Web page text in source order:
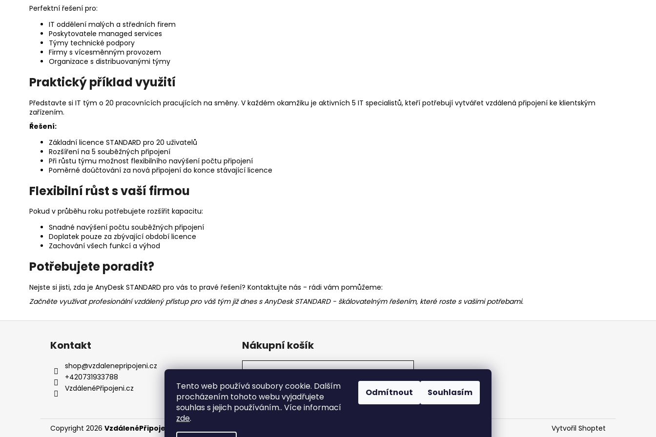
Tento web používá soubory cookie. Dalším
procházením tohoto webu vyjadřujete
souhlas s jejich používáním.. Více informací
zde.
Odmítnout Souhlasím
Perfektní řešení pro:
IT oddělení malých a středních firem
Poskytovatele managed services
Týmy technické podpory
Firmy s vícesměnným provozem
Organizace s distribuovanými týmy
Praktický příklad využití
Představte si IT tým o 20 pracovnících pracujících na směny. V každém okamžiku je aktivních 5 IT specialistů, kteří potřebují vytvářet vzdálená připojení ke klientským
zařízením.
Řešení:
Základní licence STANDARD pro 20 uživatelů
Rozšíření na 5 souběžných připojení
Při růstu týmu možnost flexibilního navýšení počtu připojení
Poměrné doúčtování za nová připojení do konce stávající licence
Flexibilní růst s vaší firmou
Pokud v průběhu roku potřebujete rozšířit kapacitu:
Snadné navýšení počtu souběžných připojení
Doplatek pouze za zbývající období licence
Zachování všech funkcí a výhod
Potřebujete poradit?
Nejste si jisti, zda je AnyDesk STANDARD pro vás to pravé řešení? Kontaktujte nás - rádi vám pomůžeme:
Začněte využívat profesionální vzdálený přístup pro váš tým již dnes s AnyDesk STANDARD - škálovatelným řešením, které roste s vašimi potřebami.
Kontakt
shop@vzdalenepripojeni.cz
+420731933788
VzdálenéPřipojeni.cz
Nákupní košík
Vytvořil Shoptet
Copyright 2026 VzdálenéPřipojení.cz